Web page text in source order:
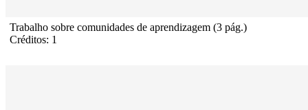
Trabalho sobre comunidades de aprendizagem (3 pág.)
Créditos: 1